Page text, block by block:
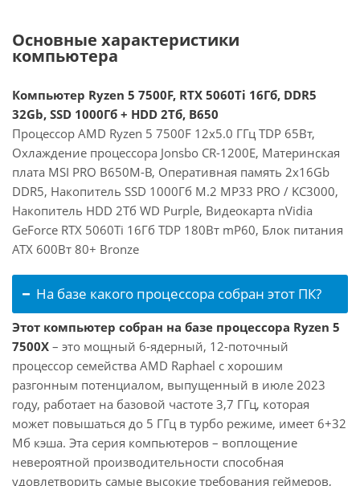
Основные характеристики
компьютера
Компьютер Ryzen 5 7500F, RTX 5060Ti 16Гб, DDR5
32Gb, SSD 1000Гб + HDD 2Тб, B650
Процессор AMD Ryzen 5 7500F 12x5.0 ГГц TDP 65Вт,
Охлаждение процессора Jonsbo CR-1200E, Материнская
плата MSI PRO B650M-B, Оперативная память 2x16Gb
DDR5, Накопитель SSD 1000Гб M.2 MP33 PRO / KC3000,
Накопитель HDD 2Тб WD Purple, Видеокарта nVidia
GeForce RTX 5060Ti 16Гб TDP 180Вт mP60, Блок питания
ATX 600Вт 80+ Bronze
На базе какого процессора собран этот ПК?
Этот компьютер собран на базе процессора Ryzen 5
7500X – это мощный 6-ядерный, 12-поточный
процессор семейства AMD Raphael с хорошим
разгонным потенциалом, выпущенный в июле 2023
году, работает на базовой частоте 3,7 ГГц, которая
может повышаться до 5 ГГц в турбо режиме, имеет 6+32
Мб кэша. Эта серия компьютеров – воплощение
невероятной производительности способная
удовлетворить самые высокие требования геймеров,